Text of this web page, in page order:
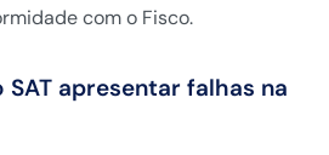
com o Fisco.
SAT apresentar falhas na